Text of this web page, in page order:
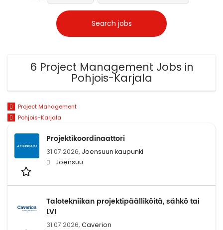
6 Project Management Jobs in
Pohjois-Karjala
Project Management
Pohjois-Karjala
Projektikoordinaattori
31.07.2026, Joensuun kaupunki
Joensuu
Talotekniikan projektipäälliköitä, sähkö tai
LVI
31.07.2026, Caverion